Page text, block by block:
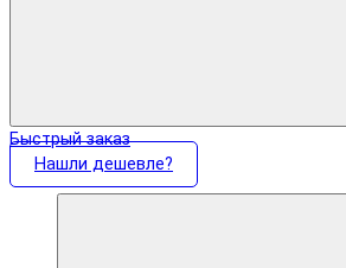
Быстрый заказ
Нашли дешевле?